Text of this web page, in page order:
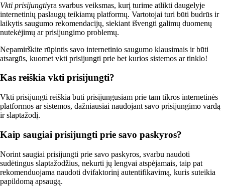
Vkti prisijungtiyra svarbus veiksmas, kurį turime atlikti daugelyje
internetinių paslaugų teikiamų platformų. Vartotojai turi būti budrūs ir
laikytis saugumo rekomendacijų, siekiant išvengti galimų duomenų
nutekėjimų ar prisijungimo problemų.
Nepamirškite rūpintis savo internetinio saugumo klausimais ir būti
atsargūs, kuomet vkti prisijungti prie bet kurios sistemos ar tinklo!
Kas reiškia vkti prisijungti?
Vkti prisijungti reiškia būti prisijungusiam prie tam tikros internetinės
platformos ar sistemos, dažniausiai naudojant savo prisijungimo vardą
ir slaptažodį.
Kaip saugiai prisijungti prie savo paskyros?
Norint saugiai prisijungti prie savo paskyros, svarbu naudoti
sudėtingus slaptažodžius, nekurti jų lengvai atspėjamais, taip pat
rekomenduojama naudoti dvifaktorinį autentifikavimą, kuris suteikia
papildomą apsaugą.